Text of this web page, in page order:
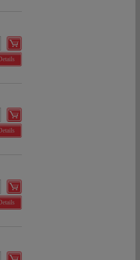
unserer Website
Website aber
Daten hierfür
Details
Details